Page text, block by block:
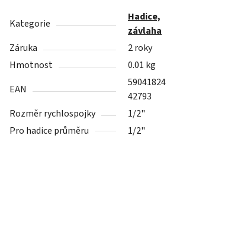
Kategorie
Hadice,
závlaha
Záruka
2 roky
Hmotnost
0.01 kg
EAN
59041824
42793
Rozměr rychlospojky
1/2"
Pro hadice průměru
1/2"